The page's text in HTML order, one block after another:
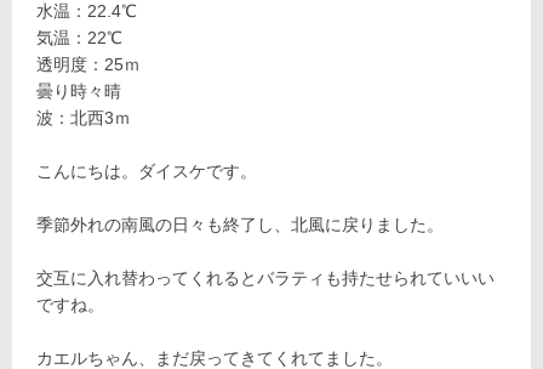
水温：22.4℃
気温：22℃
透明度：25ｍ
曇り時々晴
波：北西3ｍ
こんにちは。ダイスケです。
季節外れの南風の日々も終了し、北風に戻りました。
交互に入れ替わってくれるとバラティも持たせられていいい
ですね。
カエルちゃん、まだ戻ってきてくれてました。